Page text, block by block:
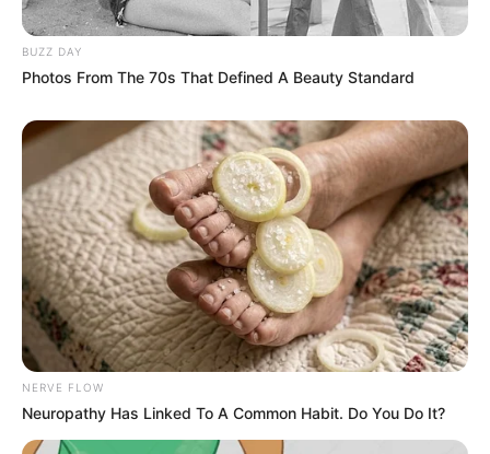
BUZZ DAY
Photos From The 70s That Defined A Beauty Standard
NERVE FLOW
Neuropathy Has Linked To A Common Habit. Do You Do It?